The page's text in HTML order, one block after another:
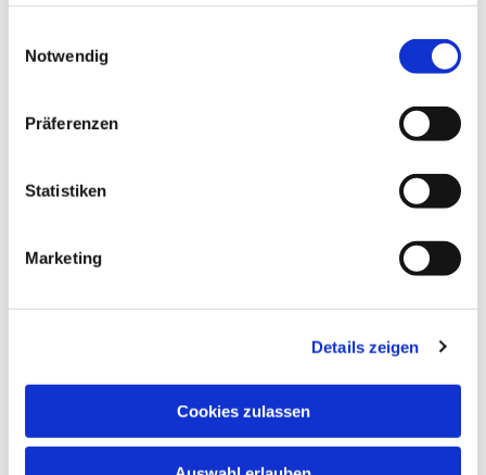
Notwendig
Präferenzen
Statistiken
Marketing
Details zeigen
Cookies zulassen